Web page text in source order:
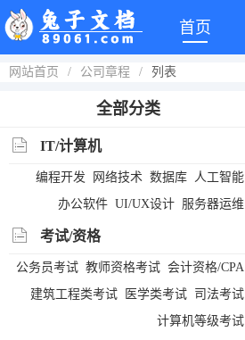
首页
网站首页 / 公司章程 / 列表
全部分类
IT/计算机
编程开发 网络技术 数据库 人工智能
办公软件 UI/UX设计 服务器运维
考试/资格
公务员考试 教师资格考试 会计资格/CPA
建筑工程类考试
医学类考试 司法考试
计算机等级考试